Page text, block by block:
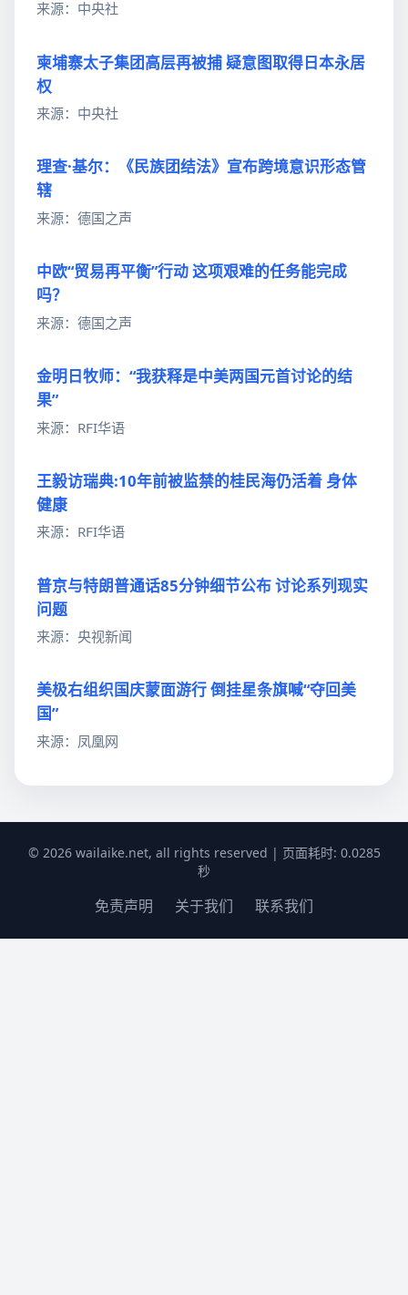
来源：中央社
柬埔寨太子集团高层再被捕 疑意图取得日本永居
权
来源：中央社
理查·基尔：《民族团结法》宣布跨境意识形态管
辖
来源：德国之声
中欧“贸易再平衡”行动 这项艰难的任务能完成
吗？
来源：德国之声
金明日牧师：“我获释是中美两国元首讨论的结
果”
来源：RFI华语
王毅访瑞典:10年前被监禁的桂民海仍活着 身体
健康
来源：RFI华语
普京与特朗普通话85分钟细节公布 讨论系列现实
问题
来源：央视新闻
美极右组织国庆蒙面游行 倒挂星条旗喊“夺回美
国”
来源：凤凰网
© 2026 wailaike.net, all rights reserved | 页面耗时: 0.0285
秒
免责声明 关于我们 联系我们